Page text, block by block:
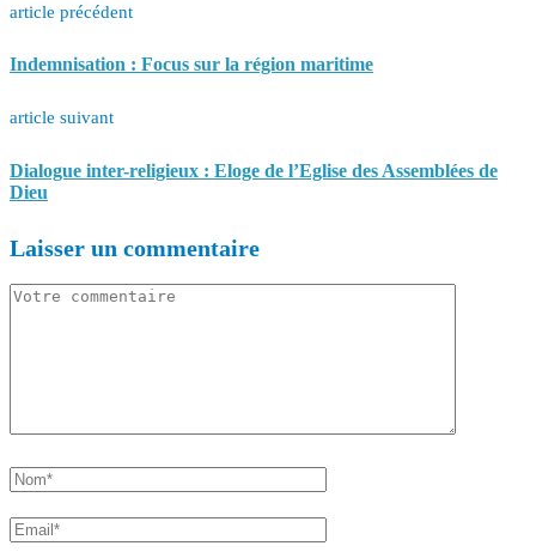
article précédent
Indemnisation : Focus sur la région maritime
article suivant
Dialogue inter-religieux : Eloge de l’Eglise des Assemblées de
Dieu
Laisser un commentaire